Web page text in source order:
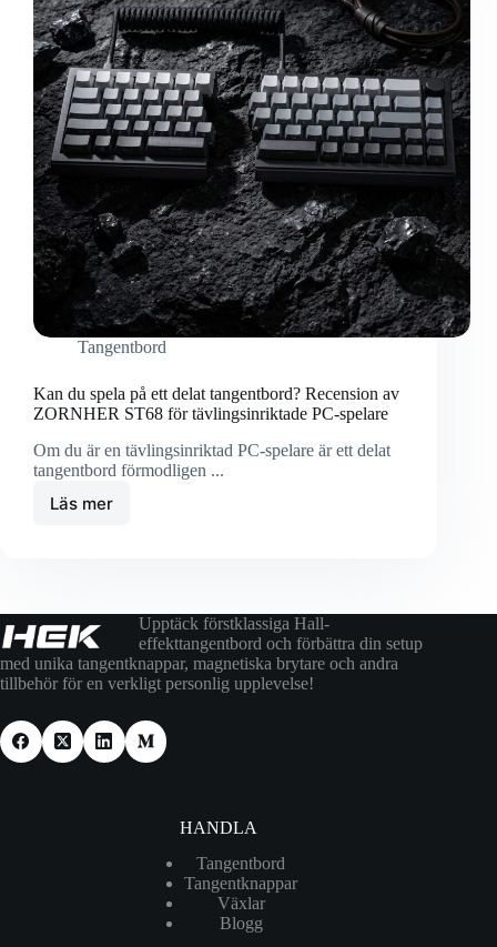
Tangentbord
Kan du spela på ett delat tangentbord? Recension av
ZORNHER ST68 för tävlingsinriktade PC-spelare
Om du är en tävlingsinriktad PC-spelare är ett delat
tangentbord förmodligen ...
Läs mer
Upptäck förstklassiga Hall-
effekttangentbord och förbättra din setup
med unika tangentknappar, magnetiska brytare och andra
tillbehör för en verkligt personlig upplevelse!
HANDLA
Tangentbord
Tangentknappar
Växlar
Blogg